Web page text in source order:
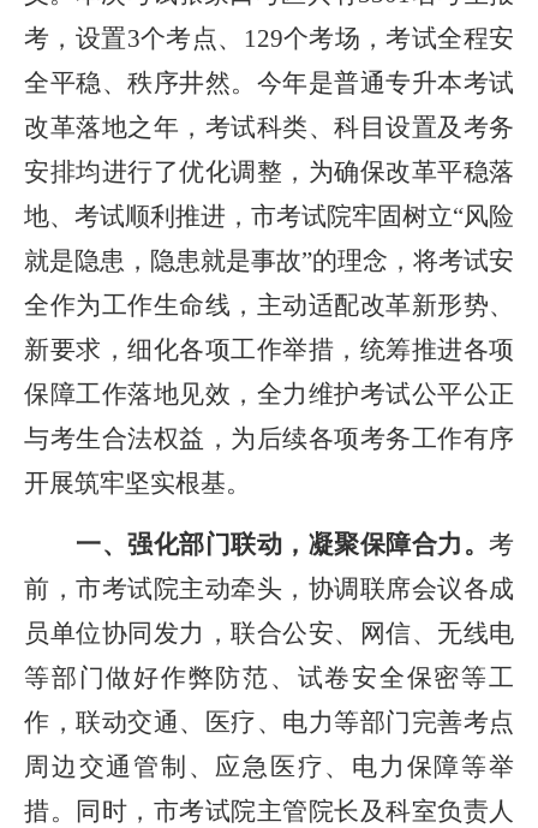
考，设置3个考点、129个考场，考试全程安
全平稳、秩序井然。今年是普通专升本考试
改革落地之年，考试科类、科目设置及考务
安排均进行了优化调整，为确保改革平稳落
地、考试顺利推进，市考试院牢固树立“风险
就是隐患，隐患就是事故”的理念，将考试安
全作为工作生命线，主动适配改革新形势、
新要求，细化各项工作举措，统筹推进各项
保障工作落地见效，全力维护考试公平公正
与考生合法权益，为后续各项考务工作有序
开展筑牢坚实根基。
一、强化部门联动，凝聚保障合力。 考
前，市考试院主动牵头，协调联席会议各成
员单位协同发力，联合公安、网信、无线电
等部门做好作弊防范、试卷安全保密等工
作，联动交通、医疗、电力等部门完善考点
周边交通管制、应急医疗、电力保障等举
措。同时，市考试院主管院长及科室负责人